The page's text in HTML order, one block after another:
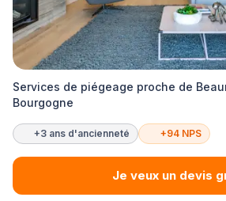
Services de piégeage proche de
Bourgogne
+3 ans d'ancienneté +94 NPS
Je veux un devis